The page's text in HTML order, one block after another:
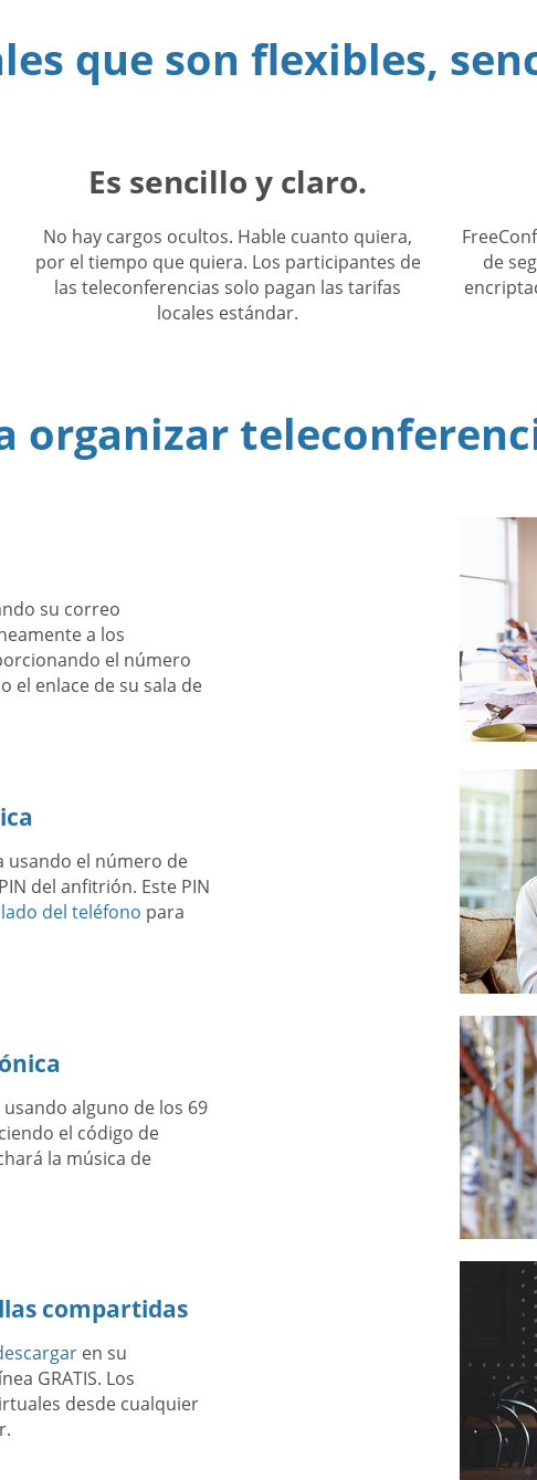
que son flexibles,
Es sencillo y claro.
No hay cargos ocultos. Hable cuanto quiera,
por el tiempo que quiera. Los participantes de
las teleconferencias solo pagan las tarifas
locales estándar.
de
organizar
su correo
a los
el número
el enlace de su sala de
usando el número de
del anfitrión. Este PIN
del teléfono para
alguno de los 69
el código de
la música de
compartidas
en su
GRATIS. Los
desde cualquier